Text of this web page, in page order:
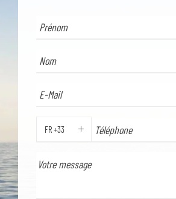
FR +33